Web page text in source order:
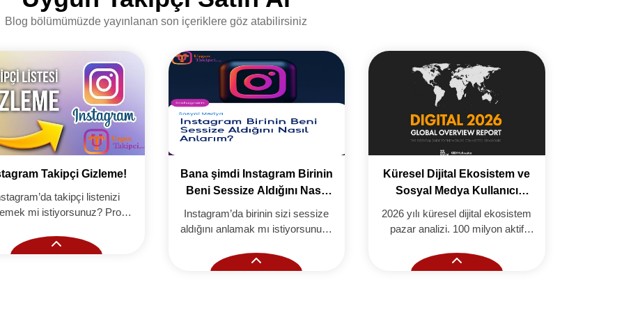
Blog bölümümüzde yayınlanan son içeriklere göz atabilirsiniz
Takipçi Gizleme!
takipçi listenizi
mi istiyorsunuz? Profil
artırmak için
uyguntakipci.com
Bana şimdi Instagram Birinin
Beni Sessize Aldığını Nasıl
Anlarım?
Instagram’da birinin sizi sessize
aldığını anlamak mı istiyorsunuz?
Instagram etkileşimlerinizi
artırmanın yollar
Küresel Dijital Ekosistem ve
Sosyal Medya Kullanıcı
İstatistikleri Raporu (2026)
2026 yılı küresel dijital ekosistem
pazar analizi. 100 milyon aktif
topluluklar, sosyal ağlar ve güncel
büyüme raporu.